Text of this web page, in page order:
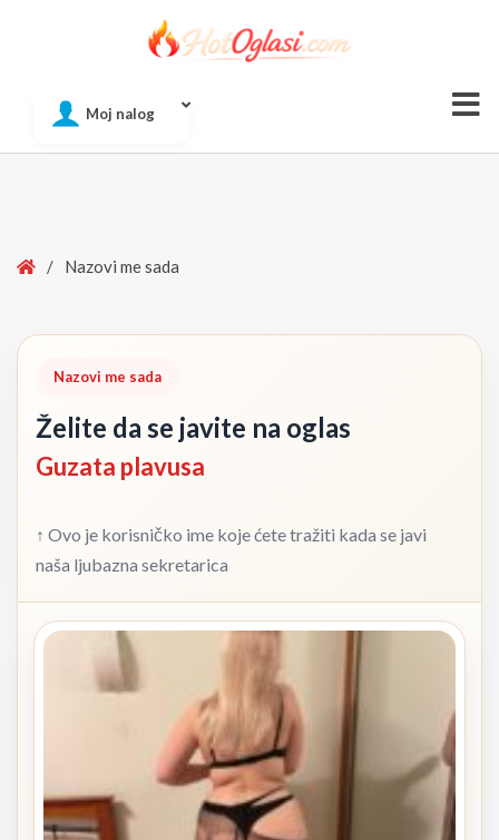
Moj nalog
Home
/ Nazovi me sada
Nazovi me sada
Želite da se javite na oglas
Guzata plavusa
↑ Ovo je korisničko ime koje ćete tražiti kada se javi
naša ljubazna sekretarica